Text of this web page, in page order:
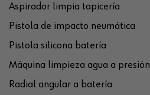
Aspirador limpia tapicería
Pistola de impacto neumática
Pistola silicona batería
Máquina limpieza agua a presión
Radial angular a batería